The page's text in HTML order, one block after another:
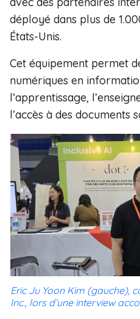
déployé dans plus de
États-Unis.
Cet équipement permet
numériques en
l’apprentissage,
l’accès à des documents
Eric Ju Yoon Kim (gauche),
Inc., lors d’une interview